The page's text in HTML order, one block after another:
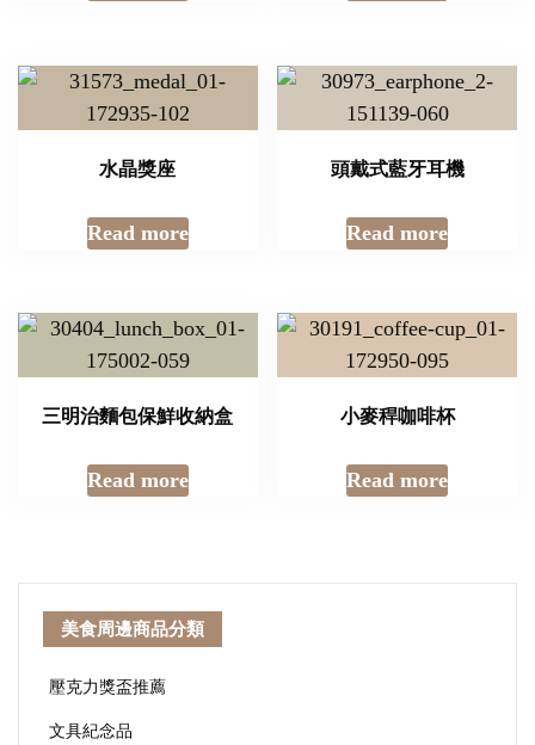
水晶獎座
Read more
頭戴式藍牙耳機
Read more
三明治麵包保鮮收納盒
Read more
小麥稈咖啡杯
Read more
美食周邊商品分類
壓克力獎盃推薦
文具紀念品